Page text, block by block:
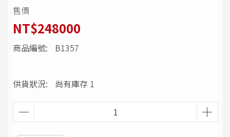
售價
NT$248000
商品編號: B1357
供貨狀況: 尚有庫存 1